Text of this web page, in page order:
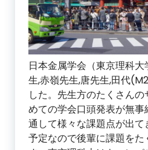
日本金属学会（東京理科
生,赤嶺先生,唐先生,田代
した。先生方のたくさん
めての学会口頭発表が無
通して様々な課題点が出
予定なので後輩に課題をた